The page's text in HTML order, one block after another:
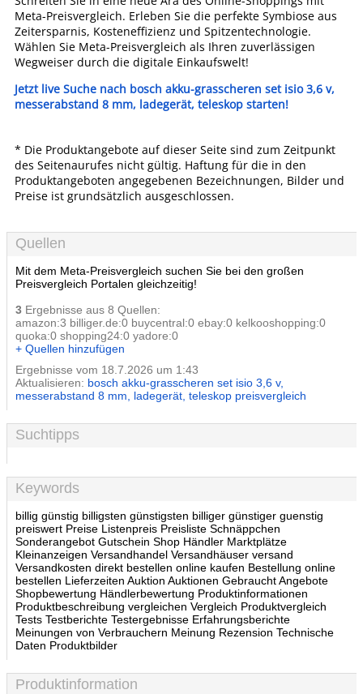
Meta-Preisvergleich. Erleben Sie die perfekte Symbiose aus
Zeitersparnis, Kosteneffizienz und Spitzentechnologie.
Wählen Sie Meta-Preisvergleich als Ihren zuverlässigen
Wegweiser durch die digitale Einkaufswelt!
Jetzt live Suche nach bosch akku-grasscheren set isio 3,6 v,
messerabstand 8 mm, ladegerät, teleskop starten!
* Die Produktangebote auf dieser Seite sind zum Zeitpunkt
des Seitenaurufes nicht gültig. Haftung für die in den
Produktangeboten angegebenen Bezeichnungen, Bilder und
Preise ist grundsätzlich ausgeschlossen.
Quellen
Mit dem Meta-Preisvergleich suchen Sie bei den großen
Preisvergleich Portalen gleichzeitig!
3 Ergebnisse aus 8 Quellen:
amazon:3 billiger.de:0 buycentral:0 ebay:0 kelkooshopping:0
quoka:0 shopping24:0 yadore:0
+ Quellen hinzufügen
Ergebnisse vom 18.7.2026 um 1:43
Aktualisieren: bosch akku-grasscheren set isio 3,6 v,
messerabstand 8 mm, ladegerät, teleskop preisvergleich
Suchtipps
Keywords
billig günstig billigsten günstigsten billiger günstiger guenstig
preiswert Preise Listenpreis Preisliste Schnäppchen
Sonderangebot Gutschein Shop Händler Marktplätze
Kleinanzeigen Versandhandel Versandhäuser versand
Versandkosten direkt bestellen online kaufen Bestellung online
bestellen Lieferzeiten Auktion Auktionen Gebraucht Angebote
Shopbewertung Händlerbewertung Produktinformationen
Produktbeschreibung vergleichen Vergleich Produktvergleich
Tests Testberichte Testergebnisse Erfahrungsberichte
Meinungen von Verbrauchern Meinung Rezension Technische
Daten Produktbilder
Produktinformation